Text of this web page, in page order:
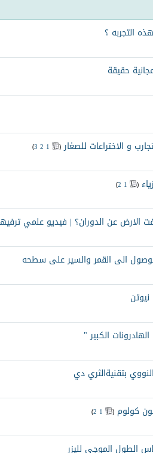
التجربه ؟
حقيقة
و الاختراعات للصغار‏
(
1
2
3
)
(
1
2
)
الارض عن الدوران؟ | فيديو علمي
الى القمر والسير على سطحه
الكبير "
بتقنيةالثري دي
كولوم (
1
2
)
الطول الموجي لليزر